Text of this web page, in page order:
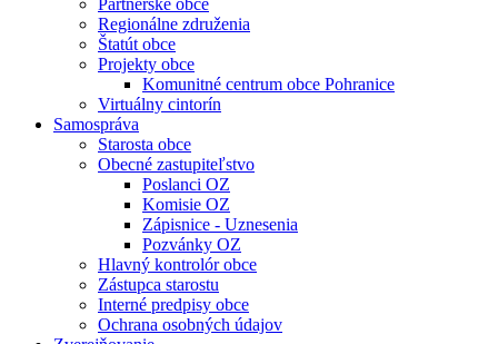
Partnerské obce
Regionálne združenia
Štatút obce
Projekty obce
Komunitné centrum obce Pohranice
Virtuálny cintorín
Samospráva
Starosta obce
Obecné zastupiteľstvo
Poslanci OZ
Komisie OZ
Zápisnice - Uznesenia
Pozvánky OZ
Hlavný kontrolór obce
Zástupca starostu
Interné predpisy obce
Ochrana osobných údajov